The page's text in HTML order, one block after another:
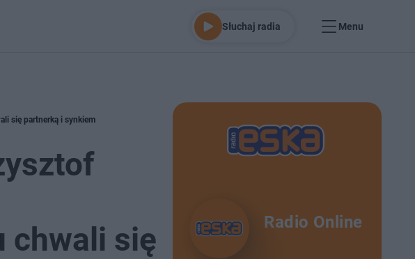
Słuchaj radia Menu
się partnerką i synkiem
chwali się
Radio Online